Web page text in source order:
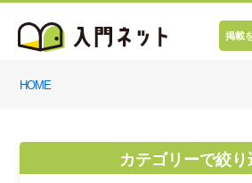
掲載
HOME
カテゴリーで絞り